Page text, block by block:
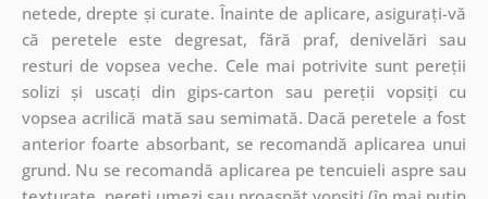
netede, drepte și curate. Înainte de aplicare, asigurați-vă
că peretele este degresat, fără praf, denivelări sau
resturi de vopsea veche. Cele mai potrivite sunt pereții
solizi și uscați din gips-carton sau pereții vopsiți cu
vopsea acrilică mată sau semimată. Dacă peretele a fost
anterior foarte absorbant, se recomandă aplicarea unui
grund. Nu se recomandă aplicarea pe tencuieli aspre sau